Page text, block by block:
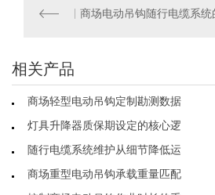
商场电动吊钩随行电缆系
相关产品
商场轻型电动吊钩定制勘测数据
灯具升降器质保期设定的核心逻
随行电缆系统维护从细节降低运
商场重型电动吊钩承载重量匹配